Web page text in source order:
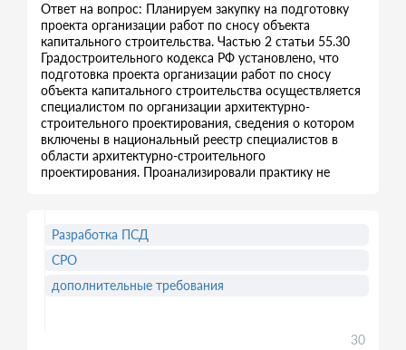
Ответ на вопрос: Планируем закупку на подготовку
проекта организации работ по сносу объекта
капитального строительства. Частью 2 статьи 55.30
Градостроительного кодекса РФ установлено, что
подготовка проекта организации работ по сносу
объекта капитального строительства осуществляется
специалистом по организации архитектурно-
строительного проектирования, сведения о котором
включены в национальный реестр специалистов в
области архитектурно-строительного
проектирования. Проанализировали практику не
30
Разработка ПСД
СРО
дополнительные требования